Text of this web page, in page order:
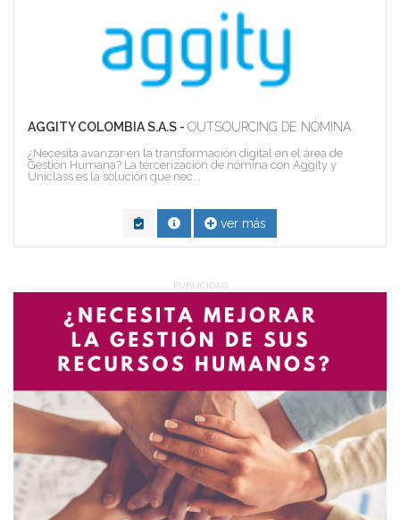
AGGITY COLOMBIA S.A.S - OUTSOURCING DE NÓMINA
¿Necesita avanzar en la transformación digital en el área de
Gestión Humana? La tercerización de nómina con Aggity y
Uniclass es la solución que nec...
ver más
PUBLICIDAD